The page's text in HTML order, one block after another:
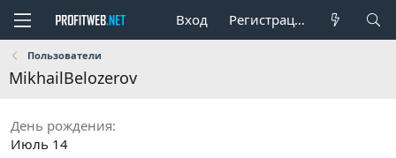
Вход Регистрация
Пользователи
MikhailBelozerov
День рождения
Июль 14